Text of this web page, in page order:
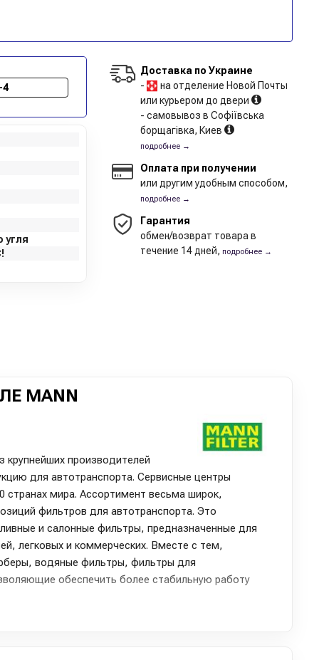
4
угля
Доставка по Украине
-
на отделение Новой Почты
или курьером до двери
- самовывоз в Софіївська
борщагівка, Киев
подробнее →
Оплата при получении
или другим удобным способом,
подробнее →
Гарантия
обмен/возврат товара в
течение 14 дней, подробнее →
MANN
крупнейших производителей
для автотранспорта. Сервисные центры
странах мира. Ассортимент весьма широк,
фильтров для автотранспорта. Это
и салонные фильтры, предназначенные для
легковых и коммерческих. Вместе с тем,
водяные фильтры, фильтры для
обеспечить более стабильную работу
продукции на предприятия BMW, VW, Audi, Ford,